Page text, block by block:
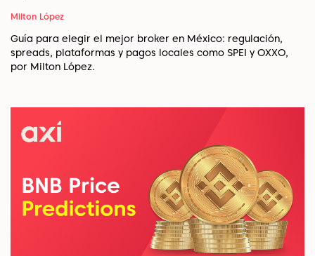
Milton López
Guía para elegir el mejor broker en México: regulación,
spreads, plataformas y pagos locales como SPEI y OXXO,
por Milton López.